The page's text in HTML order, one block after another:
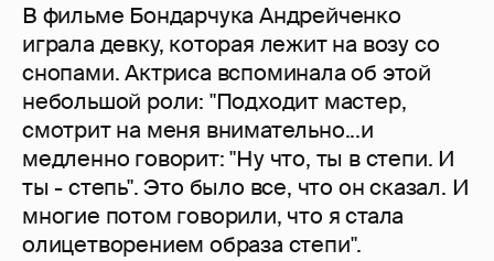
В фильме Бондарчука Андрейченко
играла девку, которая лежит на возу со
снопами. Актриса вспоминала об этой
небольшой роли: "Подходит мастер,
смотрит на меня внимательно...и
медленно говорит: "Ну что, ты в степи. И
ты - степь". Это было все, что он сказал. И
многие потом говорили, что я стала
олицетворением образа степи".